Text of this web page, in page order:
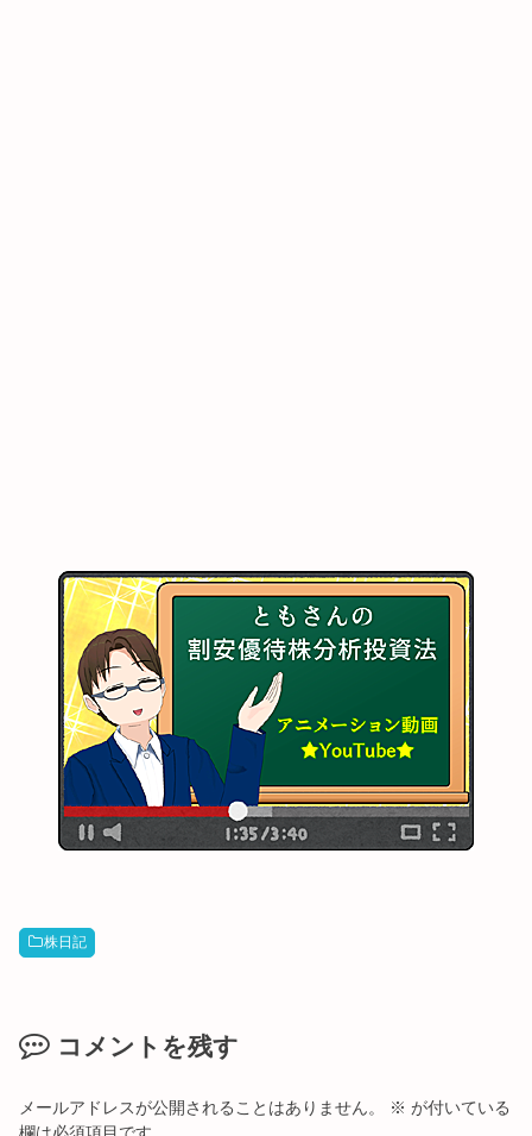
株日記
コメントを残す
メールアドレスが公開されることはありません。 ※ が付いている